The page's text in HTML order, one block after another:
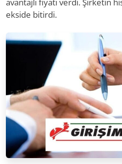
ekside bitirdi.